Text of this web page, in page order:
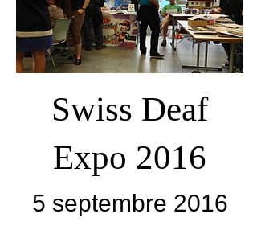
Swiss Deaf
Expo 2016
5 septembre 2016